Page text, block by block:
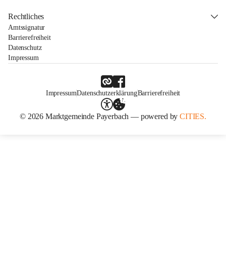
Rechtliches
Amtssignatur
Barrierefreiheit
Datenschutz
Impressum
ImpressumDatenschutzerklärungBarrierefreiheit
© 2026 Marktgemeinde Payerbach — powered byCITIES.